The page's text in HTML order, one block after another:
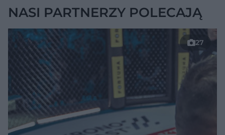
NASI PARTNERZY POLECAJĄ
27